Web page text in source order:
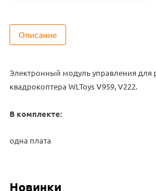
Описание
Электронный модуль управления для
квадрокоптера WLToys V959, V222.
В комплекте:
одна плата
Новинки